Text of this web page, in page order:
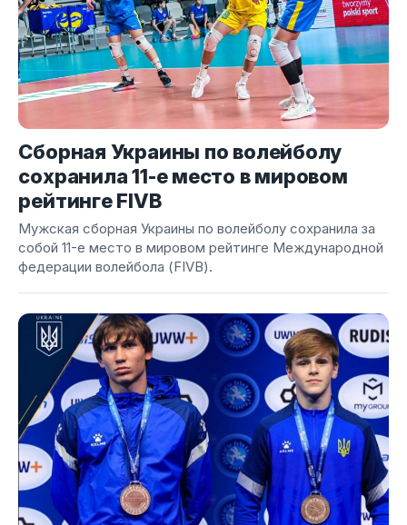
Сборная Украины по волейболу
сохранила 11-е место в мировом
рейтинге FIVB
Мужская сборная Украины по волейболу сохранила за
собой 11-е место в мировом рейтинге Международной
федерации волейбола (FIVB).